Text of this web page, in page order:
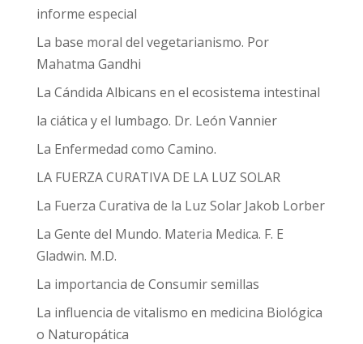
informe especial
La base moral del vegetarianismo. Por
Mahatma Gandhi
La Cándida Albicans en el ecosistema intestinal
la ciática y el lumbago. Dr. León Vannier
La Enfermedad como Camino.
LA FUERZA CURATIVA DE LA LUZ SOLAR
La Fuerza Curativa de la Luz Solar Jakob Lorber
La Gente del Mundo. Materia Medica. F. E
Gladwin. M.D.
La importancia de Consumir semillas
La influencia de vitalismo en medicina Biológica
o Naturopática